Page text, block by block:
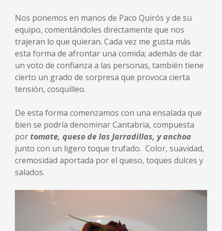
Nos ponemos en manos de Paco Quirós y de su
equipo, comentándoles directamente que nos
trajeran lo que quieran. Cada vez me gusta más
esta forma de afrontar una comida; además de dar
un voto de confianza a las personas, también tiene
cierto un grado de sorpresa que provoca cierta
tensión, cosquilleo.
De esta forma comenzamos con una ensalada que
bien se podría denominar Cantabria, compuesta
portomate, queso de las Jarradillas, y anchoa
junto con un ligero toque trufado. Color, suavidad,
cremosidad aportada por el queso, toques dulces y
salados.